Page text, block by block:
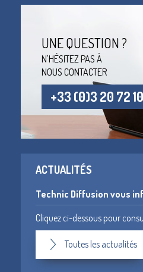
UNE QUESTION ?
N'HÉSITEZ PAS À
NOUS CONTACTER
+33 (0)3 20 72
ACTUALITÉS
Technic Diffusion vous
Cliquez ci-dessous pour
Toutes les actualités